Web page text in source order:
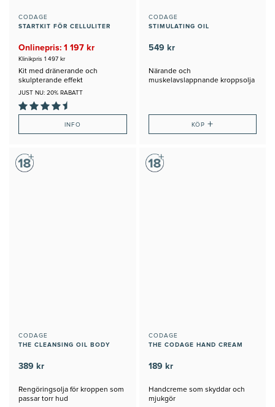
CODAGE
STARTKIT FÖR CELLULITER
Onlinepris: 1 197 kr
Klinikpris 1 497 kr
Kit med dränerande och
skulpterande effekt
JUST NU: 20% RABATT
INFO
CODAGE
STIMULATING OIL
549 kr
Närande och
muskelavslappnande kroppsolja
KÖP +
CODAGE
THE CLEANSING OIL BODY
389 kr
Rengöringsolja för kroppen som
passar torr hud
CODAGE
THE CODAGE HAND CREAM
189 kr
Handcreme som skyddar och
mjukgör